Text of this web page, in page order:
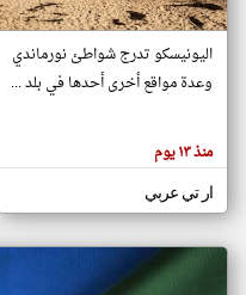
هنا عن
وجهة
كاتبيها.
اليونيسكو تدرج شواطئ نورماندي
وعدة مواقع أخرى أحدها في بلد ...
منذ ١٣ يوم
ار تي عربي